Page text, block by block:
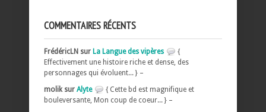
COMMENTAIRES RÉCENTS
FrédéricLN sur La Langue des vipères
{
Effectivement une histoire riche et dense, des
personnages qui évoluent... } –
molik sur Alyte
{ Cette bd est magnifique et
bouleversante, Mon coup de coeur... } –